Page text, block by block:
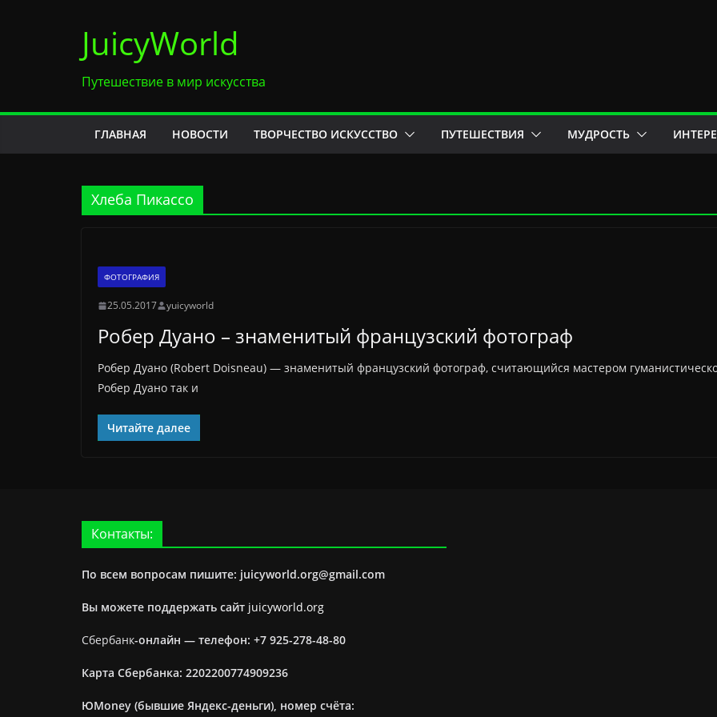
содержимомуJuicyWorld
Путешествие в мир искусства
ГЛАВНАЯ НОВОСТИ ТВОРЧЕСТВО ИСКУССТВО ПУТЕШЕСТВИЯ МУДРОСТЬ
Хлеба Пикассо
ФОТОГРАФИЯ
25.05.2017 yuicyworld
Робер Дуано – знаменитый французский фотограф
Робер Дуано (Robert Doisneau) — знаменитый французский фотограф, считающийся мастером
Робер Дуано так и
Читайте далее
Контакты:
По всем вопросам пишите: juicyworld.org@gmail.com
Вы можете поддержать сайт juicyworld.org
Сбербанк-онлайн — телефон: +7 925-278-48-80
Карта Сбербанка: 2202200774909236
ЮMoney (бывшие Яндекс-деньги), номер счёта: